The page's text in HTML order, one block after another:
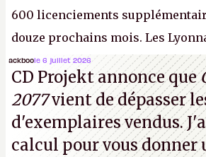
600 licenciements
douze prochains mois. Les
(Dishonored, Deathloop)
prochaines victimes, puisque
vouloir se séparer du studio.A.
ackboole 6 juillet 2026
CD Projekt annonce que
2077vient de dépasser
d'exemplaires vendus.
calcul pour vous donner